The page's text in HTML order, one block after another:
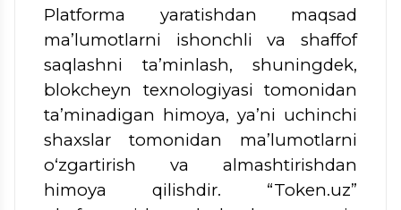
Platforma yaratishdan maqsad
ma’lumotlarni ishonchli va shaffof
saqlashni ta’minlash, shuningdek,
blokcheyn texnologiyasi tomonidan
ta’minadigan himoya, ya’ni uchinchi
shaxslar tomonidan ma’lumotlarni
o‘zgartirish va almashtirishdan
himoya qilishdir. “Token.uz”